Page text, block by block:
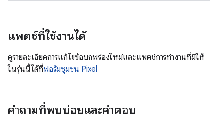
แพตช์ที่ใช้งานได้
ดูรายละเอียดการแก้ไขข้อบกพร่องใหม่และแพตช์การทํางานที่มีให้
ในรุ่นนี้ได้ที่ฟอรัมชุมชน Pixel
คำถามที่พบบ่อยและคำตอบ